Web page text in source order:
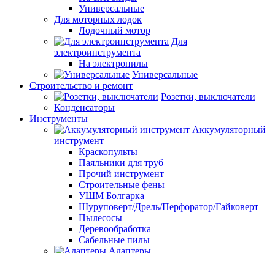
Универсальные
Для моторных лодок
Лодочный мотор
Для
электроинструмента
На электропилы
Универсальные
Строительство и ремонт
Розетки, выключатели
Конденсаторы
Инструменты
Аккумуляторный
инструмент
Краскопульты
Паяльники для труб
Прочий инструмент
Строительные фены
УШМ Болгарка
Шуруповерт/Дрель/Перфоратор/Гайковерт
Пылесосы
Деревообработка
Сабельные пилы
Адаптеры